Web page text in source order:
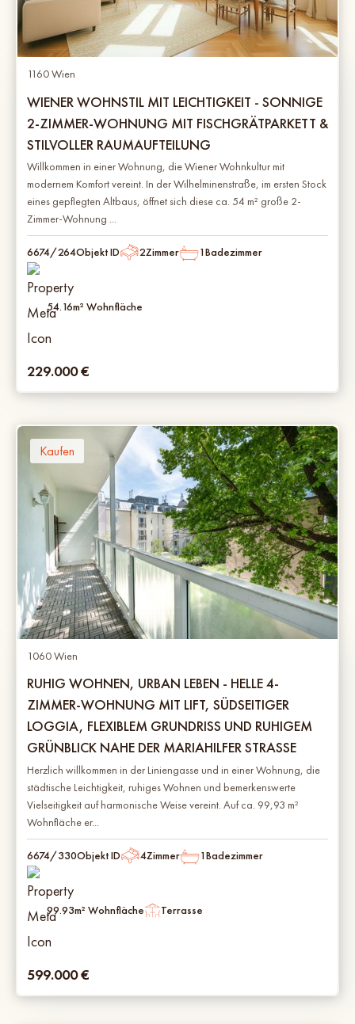
1160 Wien
WIENER WOHNSTIL MIT LEICHTIGKEIT - SONNIGE
2-ZIMMER-WOHNUNG MIT FISCHGRÄTPARKETT &
STILVOLLER RAUMAUFTEILUNG
Willkommen in einer Wohnung, die Wiener Wohnkultur mit
modernem Komfort vereint. In der Wilhelminenstraße, im ersten Stock
eines gepflegten Altbaus, öffnet sich diese ca. 54 m² große 2-
Zimmer-Wohnung ...
6674/264Objekt ID 2Zimmer 1Badezimmer
54.16m² Wohnfläche
229.000€
Kaufen
1060 Wien
RUHIG WOHNEN, URBAN LEBEN - HELLE 4-
ZIMMER-WOHNUNG MIT LIFT, SÜDSEITIGER
LOGGIA, FLEXIBLEM GRUNDRISS UND RUHIGEM
GRÜNBLICK NAHE DER MARIAHILFER STRASSE
Herzlich willkommen in der Liniengasse und in einer Wohnung, die
städtische Leichtigkeit, ruhiges Wohnen und bemerkenswerte
Vielseitigkeit auf harmonische Weise vereint. Auf ca. 99,93 m²
Wohnfläche er...
6674/330Objekt ID 4Zimmer 1Badezimmer
99.93m² Wohnfläche Terrasse
599.000€